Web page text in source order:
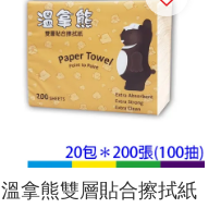
溫拿熊雙層貼合擦拭紙